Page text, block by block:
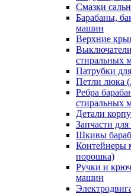
Смазки
Барабаны,
машин
Верхние
стиральных
Патрубки
Петли люка
Ребра
стиральных
Детали
Запчасти
Шкивы
Контейнеры
порошка)
Ручки и
машин